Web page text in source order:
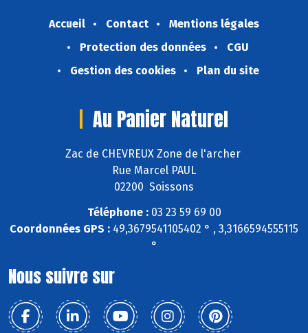
Accueil Contact
Mentions légales
Protection des données
CGU
Gestion des cookies
Plan du site
Au Panier Naturel
Zac de CHEVREUX Zone de l'archer
Rue Marcel PAUL
02200 Soissons
Téléphone :03 23 59 69 00
Coordonnées GPS : 49,3679541105402 ° , 3,3166594555115
°
Nous suivre sur